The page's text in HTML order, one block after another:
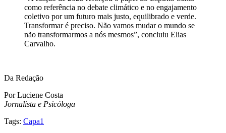
como referência no debate climático e no engajamento
coletivo por um futuro mais justo, equilibrado e verde.
Transformar é preciso. Não vamos mudar o mundo se
não transformarmos a nós mesmos”, concluiu Elias
Carvalho.
Da Redação
Por Luciene Costa
Jornalista e Psicóloga
Tags: Capa1